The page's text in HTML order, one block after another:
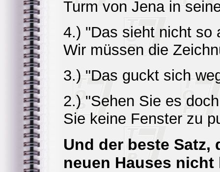
Turm von Jena in
4.) "Das sieht nicht so
Wir müssen die
3.) "Das guckt sich
2.) "Sehen Sie es
Sie keine Fenster zu
Und der beste Satz,
neuen Hauses